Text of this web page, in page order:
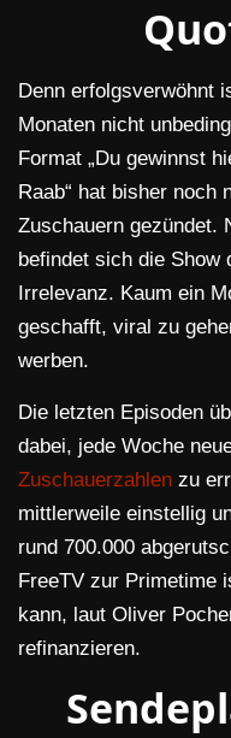
Denn erfolgsverwöhnt
Monaten nicht
Format „Du gewinnst
Raab“ hat bisher noch
Zuschauern gezündet.
befindet sich die Show
Irrelevanz. Kaum ein
geschafft, viral zu
werben.
Die letzten Episoden
dabei, jede Woche
Zuschauerzahlen zu
mittlerweile einstellig
rund 700.000
FreeTV zur Primetime
kann, laut Oliver
refinanzieren.